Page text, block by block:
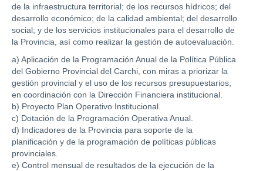
de la infraestructura territorial; de los recursos hídricos; del
desarrollo económico; de la calidad ambiental; del desarrollo
social; y de los servicios institucionales para el desarrollo de
la Provincia, así como realizar la gestión de autoevaluación.
a) Aplicación de la Programación Anual de la Política Pública
del Gobierno Provincial del Carchi, con miras a priorizar la
gestión provincial y el uso de los recursos presupuestarios,
en coordinación con la Dirección Financiera institucional.
b) Proyecto Plan Operativo Institucional.
c) Dotación de la Programación Operativa Anual.
d) Indicadores de la Provincia para soporte de la
planificación y de la programación de políticas públicas
provinciales.
e) Control mensual de resultados de la ejecución de la